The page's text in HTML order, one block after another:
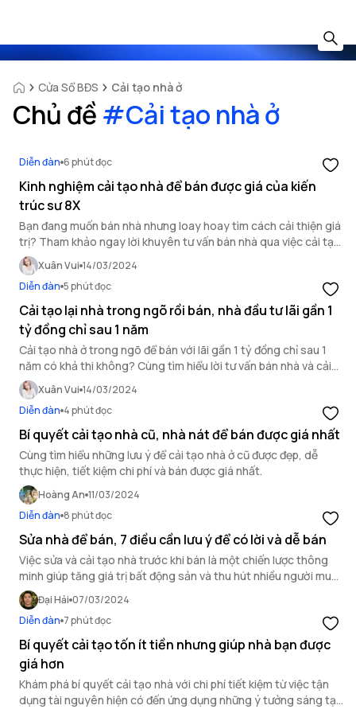
Cửa Sổ BĐS Cải tạo nhà ở
Chủ đề #Cải tạo nhà ở
Diễn đàn 6 phút đọc
Kinh nghiệm cải tạo nhà để bán được giá của kiến
trúc sư 8X
Bạn đang muốn bán nhà nhưng loay hoay tìm cách cải thiện giá
trị? Tham khảo ngay lời khuyên tư vấn bán nhà qua việc cải tạo
nhà ở của kiến trúc sư 8X trong bài viết này!
Xuân Vui 14/03/2024
Diễn đàn 5 phút đọc
Cải tạo lại nhà trong ngõ rồi bán, nhà đầu tư lãi gần 1
tỷ đồng chỉ sau 1 năm
Cải tạo nhà ở trong ngõ để bán với lãi gần 1 tỷ đồng chỉ sau 1
năm có khả thi không? Cùng tìm hiểu lời tư vấn bán nhà và cải
tạo nhà ở từ chuyên gia để đạt hiệu quả tối ưu.
Xuân Vui 14/03/2024
Diễn đàn 4 phút đọc
Bí quyết cải tạo nhà cũ, nhà nát để bán được giá nhất
Cùng tìm hiểu những lưu ý để cải tạo nhà ở cũ được đẹp, dễ
thực hiện, tiết kiệm chi phí và bán được giá nhất.
Hoàng An 11/03/2024
Diễn đàn 8 phút đọc
Sửa nhà để bán, 7 điều cần lưu ý để có lời và dễ bán
Việc sửa và cải tạo nhà trước khi bán là một chiến lược thông
minh giúp tăng giá trị bất động sản và thu hút nhiều người mua
hơn. Dưới đây là 7 điều cần lưu ý để đảm bảo bạn có lời và dễ
bán khi quyết định sửa nhà để bán.
Đại Hải 07/03/2024
Diễn đàn 7 phút đọc
Bí quyết cải tạo tốn ít tiền nhưng giúp nhà bạn được
giá hơn
Khám phá bí quyết cải tạo nhà với chi phí tiết kiệm từ việc tận
dụng tài nguyên hiện có đến ứng dụng những ý tưởng sáng tạo